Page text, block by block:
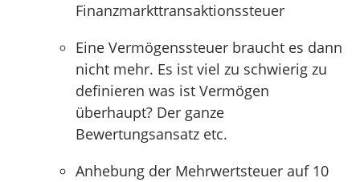
Finanzmarkttransaktionssteuer
Eine Vermögenssteuer braucht es dann
nicht mehr. Es ist viel zu schwierig zu
definieren was ist Vermögen
überhaupt? Der ganze
Bewertungsansatz etc.
Anhebung der Mehrwertsteuer auf 10